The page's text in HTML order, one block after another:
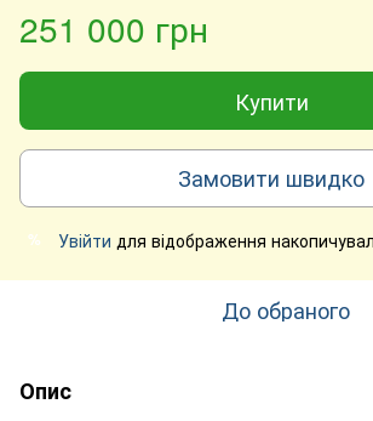
251 000 грн
Купити
Замовити швидко
% Увійти для відображення
До обраного
Опис